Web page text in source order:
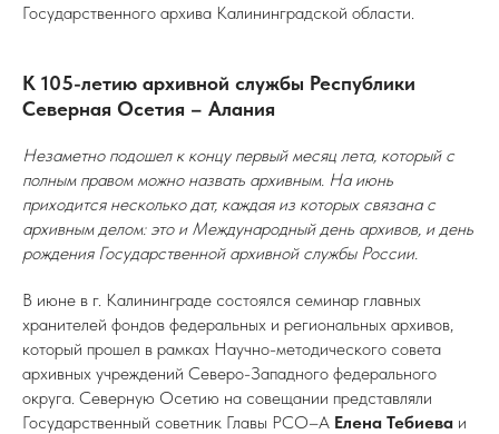
Государственного архива Калининградской области.
К 105-летию архивной службы Республики
Северная Осетия – Алания
Незаметно подошел к концу первый месяц лета, который с
полным правом можно назвать архивным. На июнь
приходится несколько дат, каждая из которых связана с
архивным делом: это и Международный день архивов, и день
рождения Государственной архивной службы России.
В июне в г. Калининграде состоялся семинар главных
хранителей фондов федеральных и региональных архивов,
который прошел в рамках Научно-методического совета
архивных учреждений Северо-Западного федерального
округа. Северную Осетию на совещании представляли
Государственный советник Главы РСО–А Елена Тебиева и